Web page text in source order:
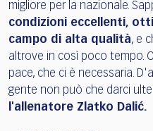
migliore per la nazionale.
condizioni eccellenti,
campo di alta qualità, e
altrove in così poco tempo.
pace, che ci è necessaria.
gente non può che darci
l'allenatore Zlatko Dalić.